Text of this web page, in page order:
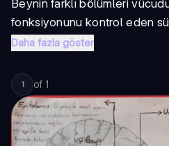
Beynin farklı bölümleri
fonksiyonunu kontrol eden
Daha fazla göster
1 of 1